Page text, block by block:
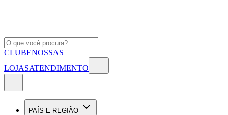
CLUBENOSSAS
LOJASATENDIMENTO
PAÍS E REGIÃO